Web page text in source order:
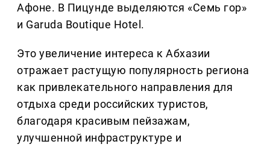
Афоне. В Пицунде выделяются «Семь гор»
и Garuda Boutique Hotel.
Это увеличение интереса к Абхазии
отражает растущую популярность региона
как привлекательного направления для
отдыха среди российских туристов,
благодаря красивым пейзажам,
улучшенной инфраструктуре и